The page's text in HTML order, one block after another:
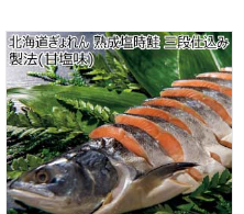
北海道産干物詰合せ【夏の
北海道ぎょれん 熟成塩時鮭